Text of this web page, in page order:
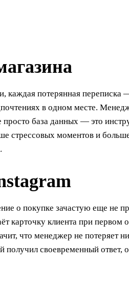
каждая потерянная
в одном месте.
просто база данных — это
стрессовых моментов и
о покупке зачастую еще не
карточку клиента при
что менеджер не потеряет
своевременный ответ,